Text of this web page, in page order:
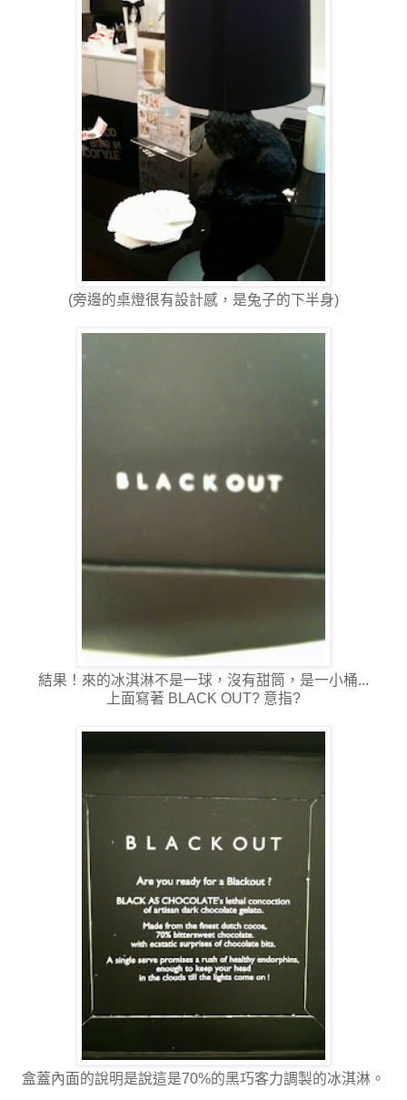
(旁邊的桌燈很有設計感，是兔子的下半身)
結果！來的冰淇淋不是一球，沒有甜筒，是一小桶...
上面寫著 BLACK OUT? 意指?
盒蓋內面的說明是說這是70%的黑巧客力調製的冰淇淋。